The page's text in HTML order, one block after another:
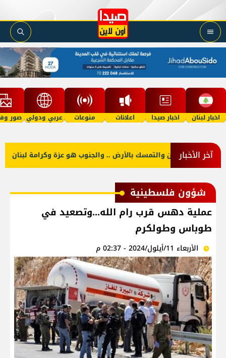
اخبار لبنان اخبار صيدا اعلانات منوعات عربي ودولي صور
آخر الأخبار
حب الوطن والتمسك بالأرض .. والجنوب هو عزة وكرامة لبنان
شؤون فلسطينية
عملية دهس قرب رام الله...وتصعيد في
طوباس وطولكرم
الأربعاء 11/أيلول/2024 - 02:37 م